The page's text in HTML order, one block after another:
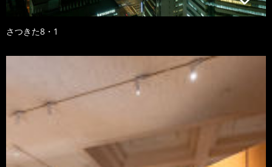
さつきた8・1